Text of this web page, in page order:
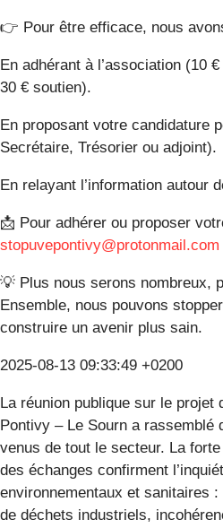
👉 Pour être efficace, nous
En adhérant à l’association (10
30 € soutien).
En proposant votre candidature
Secrétaire, Trésorier ou adjoint).
En relayant l’information autour
📩 Pour adhérer ou proposer
stopuvepontivy@protonmail.com
💡 Plus nous serons nombreux,
Ensemble, nous pouvons
construire un avenir plus sain.
2025-08-13 09:33:49 +0200
La réunion publique sur le projet
Pontivy – Le Sourn a rassemblé
venus de tout le secteur. La
des échanges confirment
environnementaux et sanitaires
de déchets industriels,